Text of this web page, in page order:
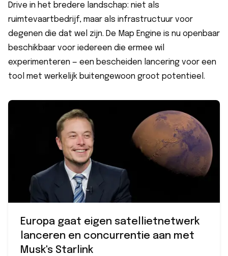
Drive in het bredere landschap: niet als
ruimtevaartbedrijf, maar als infrastructuur voor
degenen die dat wel zijn. De Map Engine is nu openbaar
beschikbaar voor iedereen die ermee wil
experimenteren — een bescheiden lancering voor een
tool met werkelijk buitengewoon groot potentieel.
Europa gaat eigen satellietnetwerk
lanceren en concurrentie aan met
Musk's Starlink